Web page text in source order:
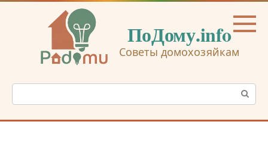
Перейти
ПоДому.info
Советы домохозяйкам
Поиск: